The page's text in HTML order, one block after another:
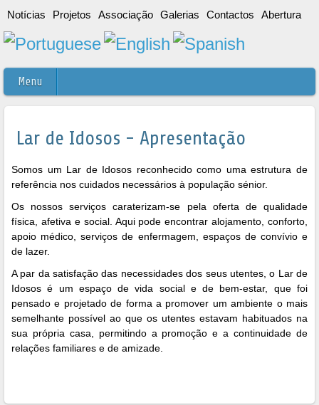
Notícias Projetos Associação Galerias Contactos Abertura
Menu
Lar de Idosos - Apresentação
Somos um Lar de Idosos reconhecido como uma estrutura de
referência nos cuidados necessários à população sénior.
Os nossos serviços caraterizam-se pela oferta de qualidade
física, afetiva e social. Aqui pode encontrar alojamento, conforto,
apoio médico, serviços de enfermagem, espaços de convívio e
de lazer.
A par da satisfação das necessidades dos seus utentes, o Lar de
Idosos é um espaço de vida social e de bem-estar, que foi
pensado e projetado de forma a promover um ambiente o mais
semelhante possível ao que os utentes estavam habituados na
sua própria casa, permitindo a promoção e a continuidade de
relações familiares e de amizade.